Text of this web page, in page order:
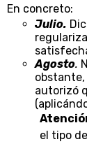
En concreto:
Julio.
Agosto.
obstante,
autorizó
el tipo